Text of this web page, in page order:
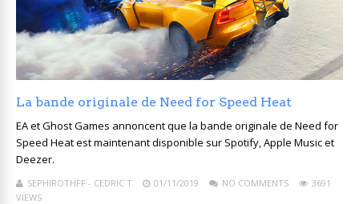
La bande originale de Need for Speed ​​Heat
EA et Ghost Games annoncent que la bande originale de Need for
Speed ​​Heat est maintenant disponible sur Spotify, Apple Music et
Deezer.
SEPHIROTHFF - CEDRIC T 01/11/2019 NO COMMENTS
3691
VIEWS